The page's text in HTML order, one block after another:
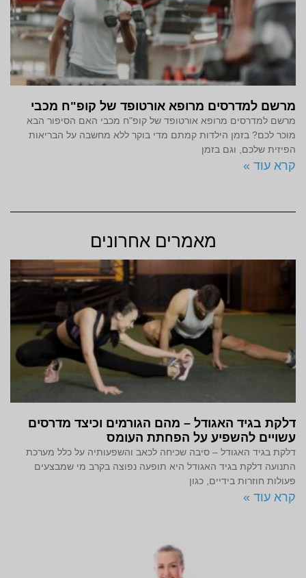
מרשם למדרסים מרופא אורטופד של קופ"ח מכבי
מרשם למדרסים מרופא אורטופד של קופ"ח מכבי האם הסיפור הבא
מוכר לכם? בזמן הילדות קמתם מדי בוקר ללא מחשבה על הבריאות
הפיזית שלכם, וגם בזמן
קרא עוד »
מאמרים אחרונים
דלקת בגיד האגודל – מהם הגורמים וכיצד מדרסים
עשויים להשפיע על הפחתת העומס
דלקת בגיד האגודל – סיבה שכיחה לכאב והשפעותיה על כלל מערכת
התנועה דלקת בגיד האגודל היא תופעה נפוצה בקרב מי שמבצעים
פעולות חוזרות בידיים, כגון
קרא עוד »